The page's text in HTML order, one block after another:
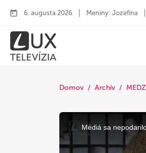
6. augusta 2026 Meniny: Jozefína
Domov Archív
This
window.
Médiá sa